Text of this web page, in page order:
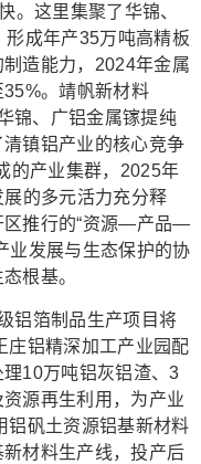
。这里集聚了华锦、
成年产35万吨高精板
造能力，2024年金属
。靖帆新材料
锦、广铝金属镓提纯
镇铝产业的核心竞争
的产业集群，2025年
的多元活力充分释
区推行的“资源—产品—
业发展与生态保护的协
根基。
箔制品生产项目将
庄铝精深加工产业园配
10万吨铝灰铝渣、3
源再生利用，为产业
铝矾土资源铝基新材料
材料生产线，投产后